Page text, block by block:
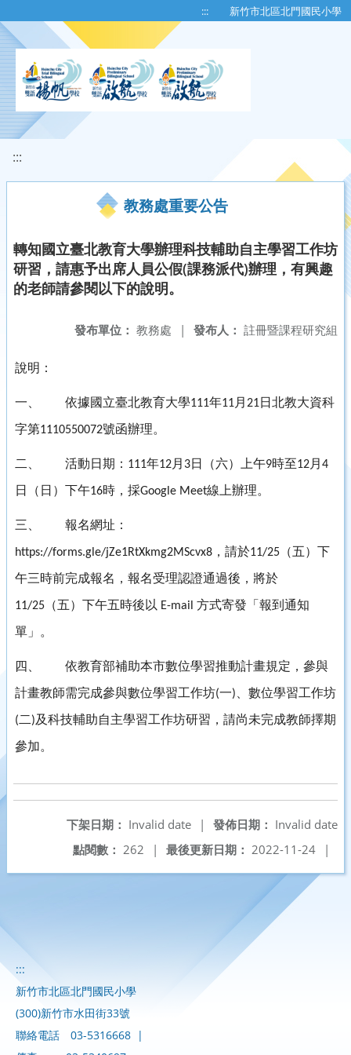
::: 新竹市北區北門國民小學
:::
教務處重要公告
轉知國立臺北教育大學辦理科技輔助自主學習工作坊
研習，請惠予出席人員公假(課務派代)辦理，有興趣
的老師請參閱以下的說明。
發布人： 註冊暨課程研究組
發布單位： 教務處 |
說明：
一、 依據國立臺北教育大學111年11月 21日北教大資科
字第1110550072號函辦理。
二、 活動日期： 111年12月 3日（六）上午9時至12月 4
日（日）下午16時，採Google Meet線上辦理。
三、 報名網址：
https://forms.gle/jZe1RtXkmg2MScvx8 ，請於11/25 （五）下
午三時前完成報名，報名受理認證通過後，將於
11/25 （五）下午五時後以 E-mail 方式寄發「報到通知
單」。
四、
依教育部補助本市數位學習推動計畫規定，參與
計畫教師需完成參與數位學習工作坊(一) 、數位學習工作坊
(二)及科技輔助自主學習工作坊研習，請尚未完成教師擇期
參加。
發佈日期： Invalid date
下架日期： Invalid date
|
最後更新日期： 2022-11-24 |
點閱數： 262 |
:::
新竹市北區北門國民小學
(300)新竹市水田街33號
聯絡電話
03-5316668 |